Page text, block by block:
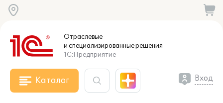
Отраслевые
и специализированныерешения
1С:Предприятие
Каталог Вход